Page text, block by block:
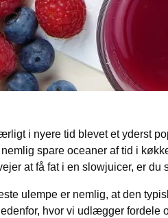
i nyere tid blevet et yderst
spare oceaner af tid i
at få fat i en slowjuicer, er
ulempe er nemlig, at den
hvor vi udlægger fordele